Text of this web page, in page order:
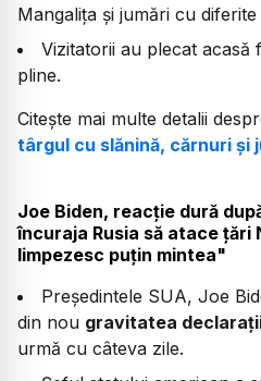
Mangalița și jumări cu
Vizitatorii au plecat acasă
pline.
Citește mai multe detalii
târgul cu slănină, cărnuri și
Joe Biden, reacție dură
încuraja Rusia să atace țări
limpezesc puțin mintea"
Președintele SUA, Joe
din nou gravitatea
urmă cu câteva zile.